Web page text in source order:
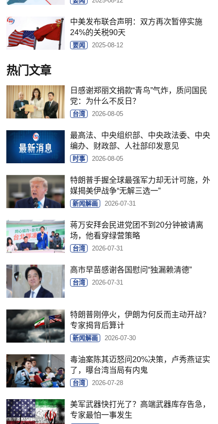
中美发布联合声明：双方再次暂停实施
24%的关税90天
要闻 2025-08-12
热门文章
日感谢郑丽文捐款“青鸟”气炸，质问国民
党：为什么不反日？
台湾 2026-08-05
最高法、中央组织部、中央政法委、中央
编办、财政部、人社部印发意见
时事 2026-08-05
特朗普手握全球最强军力却无计可施，外
媒揭美伊战争“无解三选一”
新闻解画 2026-07-31
蒋万安拜会民进党团不到20分钟被请离
场，他看穿绿营策略
台湾 2026-07-31
高市早苗感谢各国慰问“独漏赖清德”
台湾 2026-07-31
特朗普刚停火，伊朗为何反而主动开战？
专家揭背后算计
新闻解画 2026-07-30
毒油案陈其迈怒问20%决策，卢秀燕证实
了，曝台湾当局有内鬼
台湾 2026-07-28
美军武器快打光了？高端武器库存告急，
专家最怕一事发生